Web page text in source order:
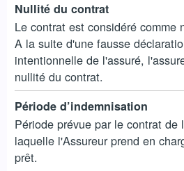
Nullité du contrat
Le contrat est considéré comme
A la suite d'une fausse
intentionnelle de l'assuré,
nullité du contrat.
Période d’indemnisation
Période prévue par le contrat de
laquelle l'Assureur prend en
prêt.